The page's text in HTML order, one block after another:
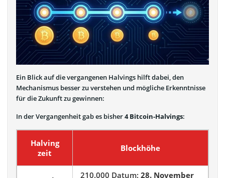
Ein Blick auf die vergangenen Halvings hilft dabei, den
Mechanismus besser zu verstehen und mögliche Erkenntnisse
für die Zukunft zu gewinnen:
In der Vergangenheit gab es bisher4 Bitcoin-Halvings:
Halving
zeit
Blockhöhe
210.000 Datum: 28. November